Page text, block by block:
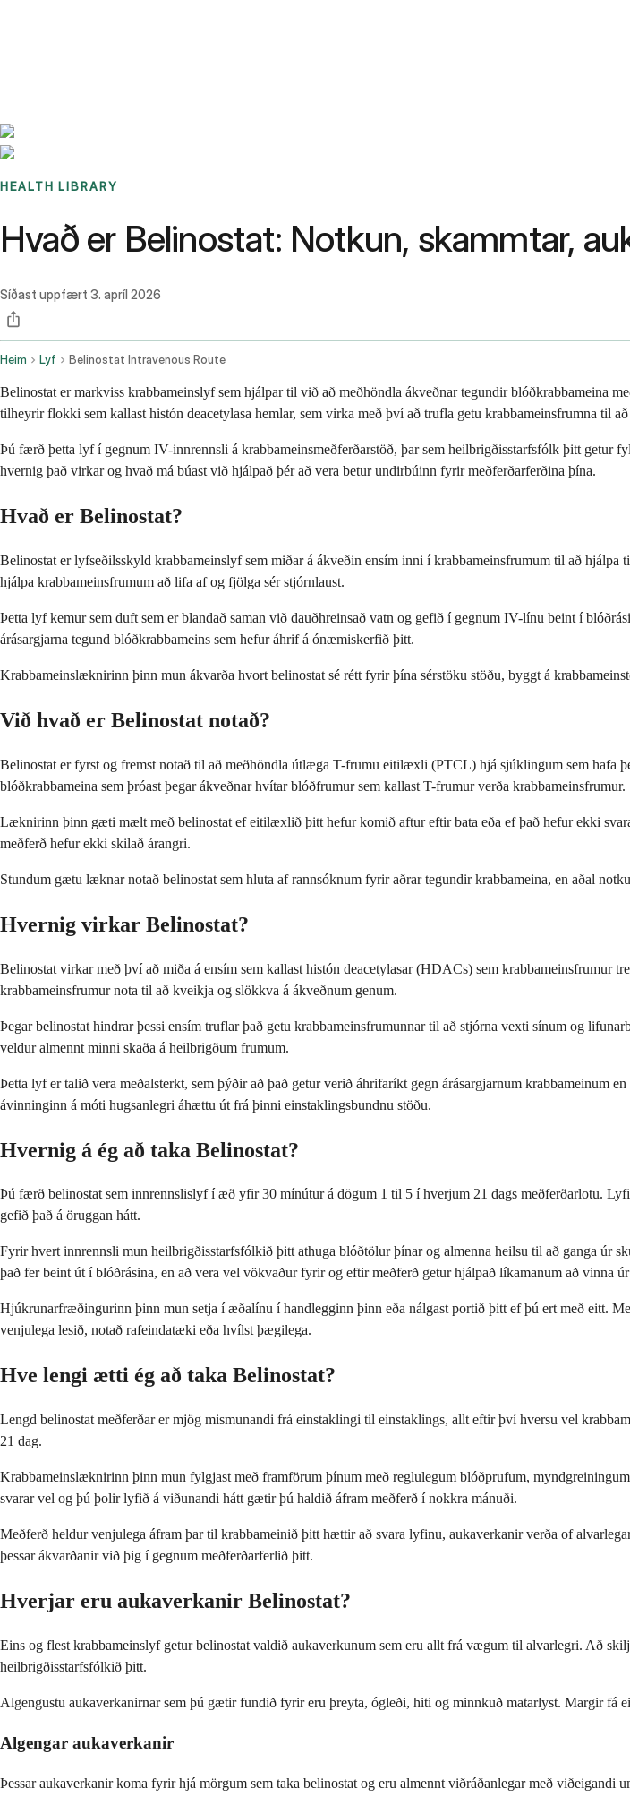
HEALTH LIBRARY
Hvað er Belinostat: Notkun, skammtar,
Síðast uppfært 3. apríl 2026
Heim Lyf Belinostat Intravenous Route
Belinostat er markviss krabbameinslyf sem hjálpar til við að meðhöndla ákveðnar tegundir blóðkrabbameina
tilheyrir flokki sem kallast histón deacetylasa hemlar, sem virka með því að trufla getu krabbameinsfrumna til
Þú færð þetta lyf í gegnum IV-innrennsli á krabbameinsmeðferðarstöð, þar sem heilbrigðisstarfsfólk þitt getur
hvernig það virkar og hvað má búast við hjálpað þér að vera betur undirbúinn fyrir meðferðarferðina þína.
Hvað er Belinostat?
Belinostat er lyfseðilsskyld krabbameinslyf sem miðar á ákveðin ensím inni í krabbameinsfrumum til að
hjálpa krabbameinsfrumum að lifa af og fjölga sér stjórnlaust.
Þetta lyf kemur sem duft sem er blandað saman við dauðhreinsað vatn og gefið í gegnum IV-línu beint í
árásargjarna tegund blóðkrabbameins sem hefur áhrif á ónæmiskerfið þitt.
Krabbameinslæknirinn þinn mun ákvarða hvort belinostat sé rétt fyrir þína sérstöku stöðu, byggt á
Við hvað er Belinostat notað?
Belinostat er fyrst og fremst notað til að meðhöndla útlæga T-frumu eitilæxli (PTCL) hjá sjúklingum sem hafa
blóðkrabbameina sem þróast þegar ákveðnar hvítar blóðfrumur sem kallast T-frumur verða krabbameinsfrumur.
Læknirinn þinn gæti mælt með belinostat ef eitilæxlið þitt hefur komið aftur eftir bata eða ef það hefur ekki
meðferð hefur ekki skilað árangri.
Stundum gætu læknar notað belinostat sem hluta af rannsóknum fyrir aðrar tegundir krabbameina, en aðal
Hvernig virkar Belinostat?
Belinostat virkar með því að miða á ensím sem kallast histón deacetylasar (HDACs) sem krabbameinsfrumur
krabbameinsfrumur nota til að kveikja og slökkva á ákveðnum genum.
Þegar belinostat hindrar þessi ensím truflar það getu krabbameinsfrumunnar til að stjórna vexti sínum og
veldur almennt minni skaða á heilbrigðum frumum.
Þetta lyf er talið vera meðalsterkt, sem þýðir að það getur verið áhrifaríkt gegn árásargjarnum krabbameinum
ávinninginn á móti hugsanlegri áhættu út frá þinni einstaklingsbundnu stöðu.
Hvernig á ég að taka Belinostat?
Þú færð belinostat sem innrennslislyf í æð yfir 30 mínútur á dögum 1 til 5 í hverjum 21 dags meðferðarlotu.
gefið það á öruggan hátt.
Fyrir hvert innrennsli mun heilbrigðisstarfsfólkið þitt athuga blóðtölur þínar og almenna heilsu til að ganga úr
það fer beint út í blóðrásina, en að vera vel vökvaður fyrir og eftir meðferð getur hjálpað líkamanum að vinna
Hjúkrunarfræðingurinn þinn mun setja í æðalínu í handlegginn þinn eða nálgast portið þitt ef þú ert með eitt.
venjulega lesið, notað rafeindatæki eða hvílst þægilega.
Hve lengi ætti ég að taka Belinostat?
Lengd belinostat meðferðar er mjög mismunandi frá einstaklingi til einstaklings, allt eftir því hversu vel
21 dag.
Krabbameinslæknirinn þinn mun fylgjast með framförum þínum með reglulegum blóðprufum,
svarar vel og þú þolir lyfið á viðunandi hátt gætir þú haldið áfram meðferð í nokkra mánuði.
Meðferð heldur venjulega áfram þar til krabbameinið þitt hættir að svara lyfinu, aukaverkanir verða of
þessar ákvarðanir við þig í gegnum meðferðarferlið þitt.
Hverjar eru aukaverkanir Belinostat?
Eins og flest krabbameinslyf getur belinostat valdið aukaverkunum sem eru allt frá vægum til alvarlegri. Að
heilbrigðisstarfsfólkið þitt.
Algengustu aukaverkanirnar sem þú gætir fundið fyrir eru þreyta, ógleði, hiti og minnkuð matarlyst. Margir
Algengar aukaverkanir
Þessar aukaverkanir koma fyrir hjá mörgum sem taka belinostat og eru almennt viðráðanlegar með viðeigandi